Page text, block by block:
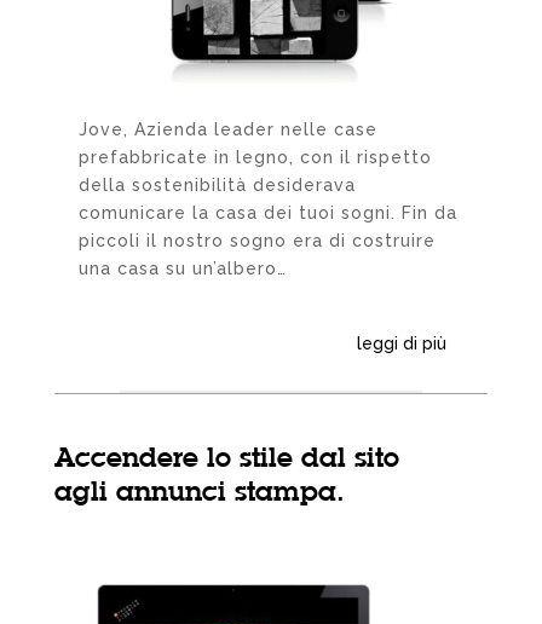
Jove, Azienda leader nelle case
prefabbricate in legno, con il rispetto
della sostenibilità desiderava
comunicare la casa dei tuoi sogni. Fin da
piccoli il nostro sogno era di costruire
una casa su un’albero…
leggi di più
Accendere lo stile dal sito
agli annunci stampa.